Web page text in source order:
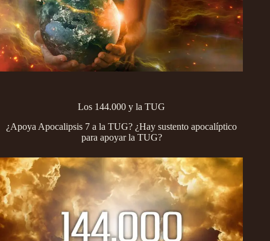
Los 144.000 y la TUG
¿Apoya Apocalipsis 7 a la TUG? ¿Hay sustento apocalíptico
para apoyar la TUG?